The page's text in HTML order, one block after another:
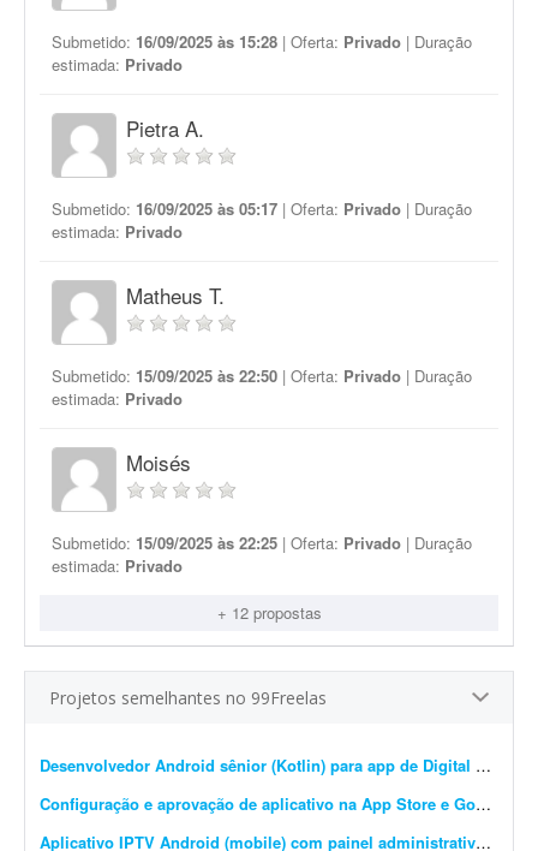
Submetido: 16/09/2025 às 15:28 | Oferta: Privado | Duração
estimada: Privado
Pietra A.
Submetido: 16/09/2025 às 05:17 | Oferta: Privado | Duração
estimada: Privado
Matheus T.
Submetido: 15/09/2025 às 22:50 | Oferta: Privado | Duração
estimada: Privado
Moisés
Submetido: 15/09/2025 às 22:25 | Oferta: Privado | Duração
estimada: Privado
+ 12 propostas
Projetos semelhantes no 99Freelas
Desenvolvedor Android sênior (Kotlin) para app de Digital Signage 24/7
Configuração e aprovação de aplicativo na App Store e Google Play
Aplicativo IPTV Android (mobile) com painel administrativo M3U